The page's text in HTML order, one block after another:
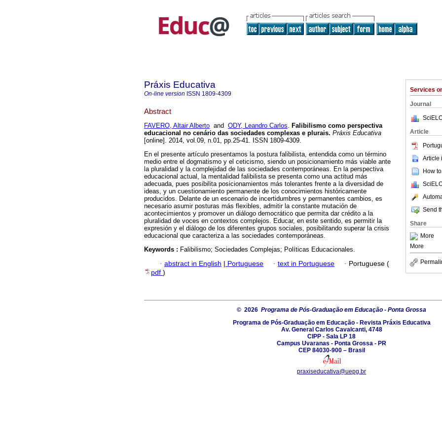
Services
Journal
Article
Article
How
Send
Share
More
More
Práxis Educativa
On-line version ISSN 1809-4309
Abstract
FAVERO, Altair Alberto and ODY, Leandro Carlos. Falibilismo como perspectiva
educacional no cenário das sociedades complexas e plurais. Práxis Educativa
[online]. 2014, vol.09, n.01, pp.25-41. ISSN 1809-4309.
En el presente artículo presentamos la postura falibilista, entendida como un término
medio entre el dogmatismo y el ceticismo, siendo un posicionamiento más viable ante
la pluralidad y la complejidad de las sociedades contemporáneas. En la perspectiva
educacional actual, la mentalidad falibilista se presenta como una actitud más
adecuada, pues posibilita posicionamientos más tolerantes frente a la diversidad de
ideas, y un cuestionamiento permanente de los conocimientos históricamente
producidos. Delante de un escenario de incertidumbres y permanentes cambios, es
necesario asumir posturas más flexibles, admitir la constante mutación de
acontecimientos y promover un diálogo democrático que permita dar crédito a la
pluralidad de voces en contextos complejos. Educar, en este sentido, es permitir la
expresión y el diálogo de los diferentes grupos sociales, posibilitando superar la crisis
educacional que caracteriza a las sociedades contemporáneas.
Keywords : Falibilismo; Sociedades Complejas; Políticas Educacionales.
· abstract in English | Portuguese · text in Portuguese · Portuguese (
pdf )
© 2026 Programa de Pós-Graduação em Educação - Ponta Grossa
Programa de Pós-Graduação em Educação - Revista Práxis Educativa
Av. General Carlos Cavalcanti, 4748
CIPP - Sala LP 18
Campus Uvaranas - Ponta Grossa - PR
CEP 84030-900 – Brasil
praxiseducativa@uepg.br